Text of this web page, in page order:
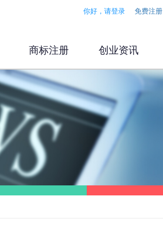
你好，请登录 免费注册
商标注册 创业资讯